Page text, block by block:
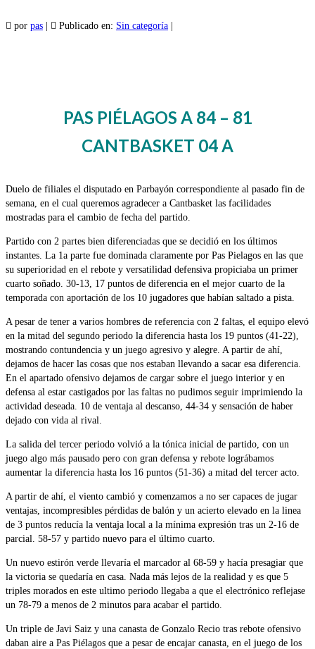
por pas Publicado en: Sin categoría
PAS PIÉLAGOS A 84 – 81
CANTBASKET 04 A
Duelo de filiales el disputado en Parbayón correspondiente al pasado fin de
semana, en el cual queremos agradecer a Cantbasket las facilidades
mostradas para el cambio de fecha del partido.
Partido con 2 partes bien diferenciadas que se decidió en los últimos
instantes. La 1a parte fue dominada claramente por Pas Pielagos en las que
su superioridad en el rebote y versatilidad defensiva propiciaba un primer
cuarto soñado. 30-13, 17 puntos de diferencia en el mejor cuarto de la
temporada con aportación de los 10 jugadores que habían saltado a pista.
A pesar de tener a varios hombres de referencia con 2 faltas, el equipo elevó
en la mitad del segundo periodo la diferencia hasta los 19 puntos (41-22),
mostrando contundencia y un juego agresivo y alegre. A partir de ahí,
dejamos de hacer las cosas que nos estaban llevando a sacar esa diferencia.
En el apartado ofensivo dejamos de cargar sobre el juego interior y en
defensa al estar castigados por las faltas no pudimos seguir imprimiendo la
actividad deseada. 10 de ventaja al descanso, 44-34 y sensación de haber
dejado con vida al rival.
La salida del tercer periodo volvió a la tónica inicial de partido, con un
juego algo más pausado pero con gran defensa y rebote lográbamos
aumentar la diferencia hasta los 16 puntos (51-36) a mitad del tercer acto.
A partir de ahí, el viento cambió y comenzamos a no ser capaces de jugar
ventajas, incompresibles pérdidas de balón y un acierto elevado en la linea
de 3 puntos reducía la ventaja local a la mínima expresión tras un 2-16 de
parcial. 58-57 y partido nuevo para el último cuarto.
Un nuevo estirón verde llevaría el marcador al 68-59 y hacía presagiar que
la victoria se quedaría en casa. Nada más lejos de la realidad y es que 5
triples morados en este ultimo periodo llegaba a que el electrónico reflejase
un 78-79 a menos de 2 minutos para acabar el partido.
Un triple de Javi Saiz y una canasta de Gonzalo Recio tras rebote ofensivo
daban aire a Pas Piélagos que a pesar de encajar canasta, en el juego de los